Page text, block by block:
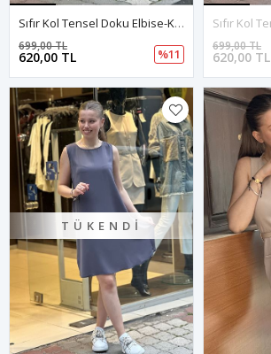
Sıfır Kol Tensel Doku Elbise-Krem
620,00 TL
699,00 TL
%11 620,00 TL
699,00 TL
TÜKENDI